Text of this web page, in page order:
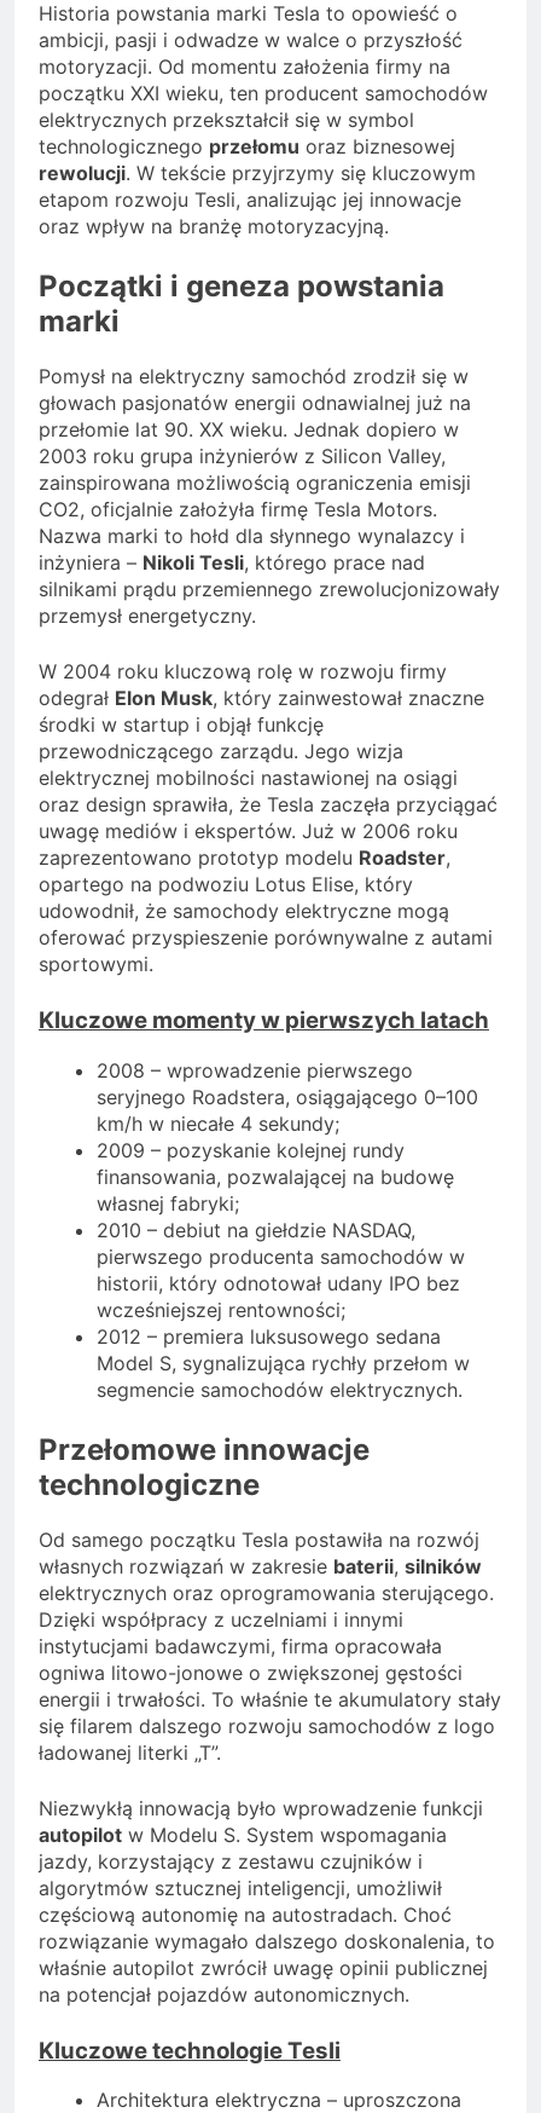
Historia powstania marki Tesla to opowieść o
ambicji, pasji i odwadze w walce o przyszłość
motoryzacji. Od momentu założenia firmy na
początku XXI wieku, ten producent samochodów
elektrycznych przekształcił się w symbol
technologicznego przełomu oraz biznesowej
rewolucji. W tekście przyjrzymy się kluczowym
etapom rozwoju Tesli, analizując jej innowacje
oraz wpływ na branżę motoryzacyjną.
Początki i geneza powstania
marki
Pomysł na elektryczny samochód zrodził się w
głowach pasjonatów energii odnawialnej już na
przełomie lat 90. XX wieku. Jednak dopiero w
2003 roku grupa inżynierów z Silicon Valley,
zainspirowana możliwością ograniczenia emisji
CO2, oficjalnie założyła firmę Tesla Motors.
Nazwa marki to hołd dla słynnego wynalazcy i
inżyniera – Nikoli Tesli, którego prace nad
silnikami prądu przemiennego zrewolucjonizowały
przemysł energetyczny.
W 2004 roku kluczową rolę w rozwoju firmy
odegrał Elon Musk, który zainwestował znaczne
środki w startup i objął funkcję
przewodniczącego zarządu. Jego wizja
elektrycznej mobilności nastawionej na osiągi
oraz design sprawiła, że Tesla zaczęła przyciągać
uwagę mediów i ekspertów. Już w 2006 roku
zaprezentowano prototyp modelu Roadster,
opartego na podwoziu Lotus Elise, który
udowodnił, że samochody elektryczne mogą
oferować przyspieszenie porównywalne z autami
sportowymi.
Kluczowe momenty w pierwszych latach
2008 – wprowadzenie pierwszego
seryjnego Roadstera, osiągającego 0–100
km/h w niecałe 4 sekundy;
2009 – pozyskanie kolejnej rundy
finansowania, pozwalającej na budowę
własnej fabryki;
2010 – debiut na giełdzie NASDAQ,
pierwszego producenta samochodów w
historii, który odnotował udany IPO bez
wcześniejszej rentowności;
2012 – premiera luksusowego sedana
Model S, sygnalizująca rychły przełom w
segmencie samochodów elektrycznych.
Przełomowe innowacje
technologiczne
Od samego początku Tesla postawiła na rozwój
własnych rozwiązań w zakresie baterii, silników
elektrycznych oraz oprogramowania sterującego.
Dzięki współpracy z uczelniami i innymi
instytucjami badawczymi, firma opracowała
ogniwa litowo-jonowe o zwiększonej gęstości
energii i trwałości. To właśnie te akumulatory stały
się filarem dalszego rozwoju samochodów z logo
ładowanej literki „T”.
Niezwykłą innowacją było wprowadzenie funkcji
autopilot w Modelu S. System wspomagania
jazdy, korzystający z zestawu czujników i
algorytmów sztucznej inteligencji, umożliwił
częściową autonomię na autostradach. Choć
rozwiązanie wymagało dalszego doskonalenia, to
właśnie autopilot zwrócił uwagę opinii publicznej
na potencjał pojazdów autonomicznych.
Kluczowe technologie Tesli
Architektura elektryczna – uproszczona